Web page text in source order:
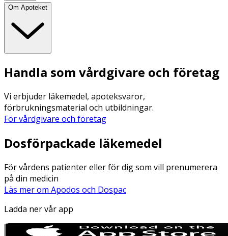
Om Apoteket
Handla som vårdgivare och företag
Vi erbjuder läkemedel, apoteksvaror,
förbrukningsmaterial och utbildningar.
För vårdgivare och företag
Dosförpackade läkemedel
För vårdens patienter eller för dig som vill prenumerera
på din medicin
Läs mer om Apodos och Dospac
Ladda ner vår app